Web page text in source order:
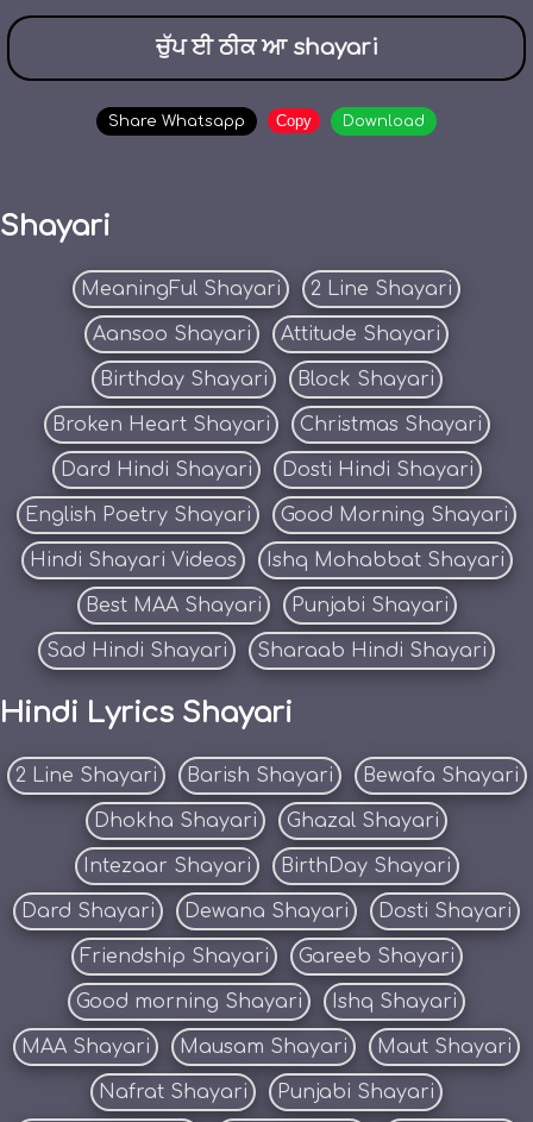
ਚੁੱਪ ਈ ਠੀਕ ਆ shayari
Share Whatsapp Copy Download
Shayari
MeaningFul Shayari 2 Line Shayari
Aansoo Shayari Attitude Shayari
Birthday Shayari Block Shayari
Broken Heart Shayari Christmas Shayari
Dard Hindi Shayari Dosti Hindi Shayari
English Poetry Shayari Good Morning Shayari
Hindi Shayari Videos Ishq Mohabbat Shayari
Best MAA Shayari Punjabi Shayari
Sad Hindi Shayari Sharaab Hindi Shayari
Hindi Lyrics Shayari
2 Line Shayari Barish Shayari Bewafa Shayari
Dhokha Shayari Ghazal Shayari
Intezaar Shayari BirthDay Shayari
Dard Shayari Dewana Shayari Dosti Shayari
Friendship Shayari Gareeb Shayari
Good morning Shayari Ishq Shayari
MAA Shayari Mausam Shayari Maut Shayari
Nafrat Shayari Punjabi Shayari